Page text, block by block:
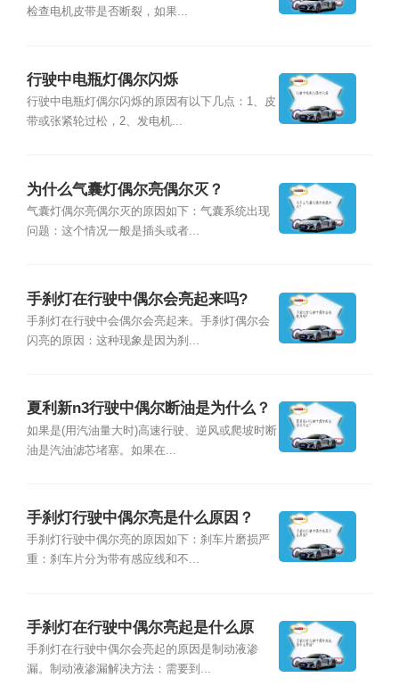
检查电机皮带是否断裂，如果...
行驶中电瓶灯偶尔闪烁
行驶中电瓶灯偶尔闪烁的原因有以下几点：1、皮
带或张紧轮过松，2、发电机...
为什么气囊灯偶尔亮偶尔灭？
气囊灯偶尔亮偶尔灭的原因如下：气囊系统出现
问题：这个情况一般是插头或者...
手刹灯在行驶中偶尔会亮起来吗?
手刹灯在行驶中会偶尔会亮起来。手刹灯偶尔会
闪亮的原因：这种现象是因为刹...
夏利新n3行驶中偶尔断油是为什么？
如果是(用汽油量大时)高速行驶、逆风或爬坡时断
油是汽油滤芯堵塞。如果在...
手刹灯行驶中偶尔亮是什么原因？
手刹灯行驶中偶尔亮的原因如下：刹车片磨损严
重：刹车片分为带有感应线和不...
手刹灯在行驶中偶尔亮起是什么原
因？
手刹灯在行驶中偶尔会亮起的原因是制动液渗
漏。制动液渗漏解决方法：需要到...